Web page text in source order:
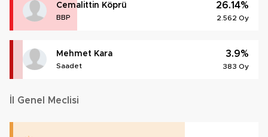
Cemalittin Köprü
BBP
26.14%
2.562 Oy
Mehmet Kara
Saadet
3.9%
383 Oy
İl Genel Meclisi